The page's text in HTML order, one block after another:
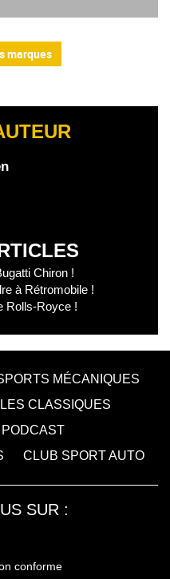
marques
Chiron !
à Rétromobile !
Rolls-Royce !
MÉCANIQUES
LES CLASSIQUES
PODCAST
CLUB SPORT AUTO
SUR :
conforme